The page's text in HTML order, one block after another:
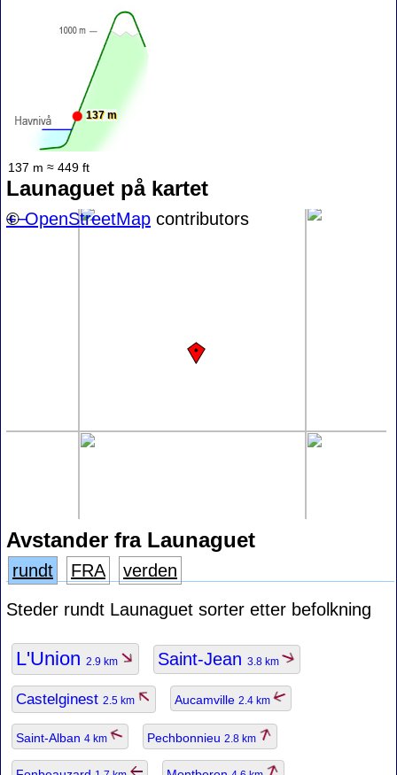
137 m
137 m ≈ 449 ft
Launaguet på kartet
+−
©OpenStreetMap contributors
Avstander fra Launaguet
rundt FRA
verden
Steder rundt Launaguet sorter etter befolkning
L'Union 2.9 km Saint-Jean 3.8 km
Castelginest 2.5 km Aucamville 2.4 km
Saint-Alban 4 km Pechbonnieu 2.8 km